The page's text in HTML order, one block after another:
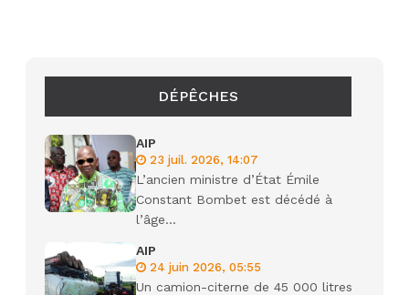
DÉPÊCHES
AIP
23 juil. 2026, 14:07
L’ancien ministre d’État Émile
Constant Bombet est décédé à
l’âge...
AIP
24 juin 2026, 05:55
Un camion-citerne de 45 000 litres